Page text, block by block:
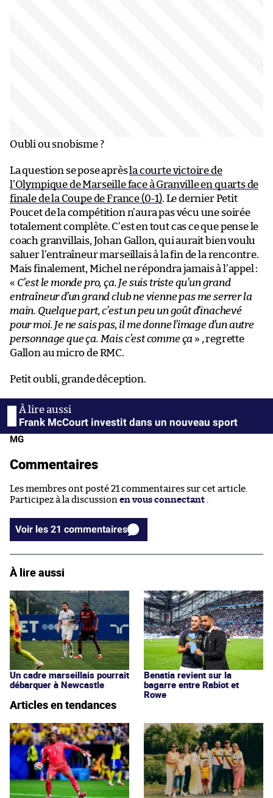
Oubli ou snobisme ?
La question se pose aprèsla courte victoire de
l’Olympique de Marseille face à Granville en quarts de
finale de la Coupe de France (0-1). Le dernier Petit
Poucet de la compétition n’aura pas vécu une soirée
totalement complète. C’est en tout cas ce que pense le
coach granvillais, Johan Gallon, qui aurait bien voulu
saluer l’entraîneur marseillais à la fin de la rencontre.
Mais finalement, Michel ne répondra jamais à l’appel :
« C’est le monde pro, ça. Je suis triste qu’un grand
entraîneur d’un grand club ne vienne pas me serrer la
main. Quelque part, c’est un peu un goût d’inachevé
pour moi. Je ne sais pas, il me donne l’image d’un autre
personnage que ça. Mais c’est comme ça » , regrette
Gallon au micro de RMC.
Petit oubli, grande déception.
Frank McCourt investit dans un nouveau sport
MG
Commentaires
Les membres ont posté 21 commentaires sur cet article.
Participez à la discussion en vous connectant
Voir les 21 commentaires
À lire aussi
Un cadre marseillais pourrait
débarquer à Newcastle
Benatia revient sur la
bagarre entre Rabiot et
Rowe
Articles en tendances